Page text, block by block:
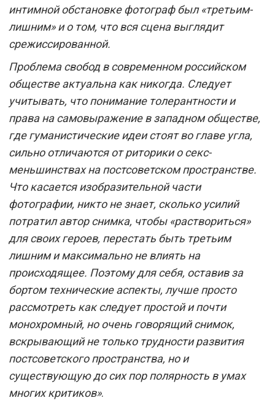
интимной обстановке фотограф был «третьим-
лишним» и о том, что вся сцена выглядит
срежиссированной.
Проблема свобод в современном российском
обществе актуальна как никогда. Следует
учитывать, что понимание толерантности и
права на самовыражение в западном обществе,
где гуманистические идеи стоят во главе угла,
сильно отличаются от риторики о секс-
меньшинствах на постсоветском пространстве.
Что касается изобразительной части
фотографии, никто не знает, сколько усилий
потратил автор снимка, чтобы «раствориться»
для своих героев, перестать быть третьим
лишним и максимально не влиять на
происходящее. Поэтому для себя, оставив за
бортом технические аспекты, лучше просто
рассмотреть как следует простой и почти
монохромный, но очень говорящий снимок,
вскрывающий не только трудности развития
постсоветского пространства, но и
существующую до сих пор полярность в умах
многих критиков».